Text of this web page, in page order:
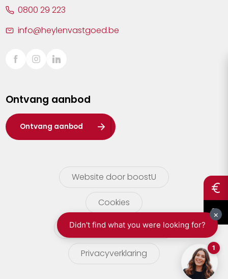
Sint-Truiden
Waasland
Wuustwezel
Zoersel
0800 29 223
info@heylenvastgoed.be
Ontvang aanbod
Ontvang aanbod
Website door boostU
Cookies
gebruikersvoorwaarden
Privacyverklaring